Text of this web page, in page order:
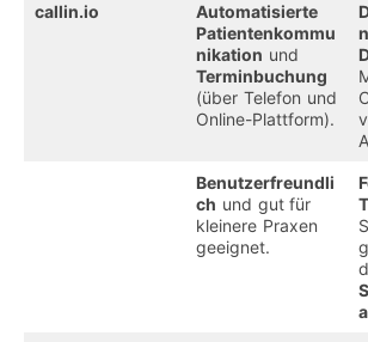
callin.io
Automatisierte
Patientenkommu
nikation und
Terminbuchung
(über Telefon und
Online-Plattform).
Benutzerfreundli
ch und gut für
kleinere Praxen
geeignet.